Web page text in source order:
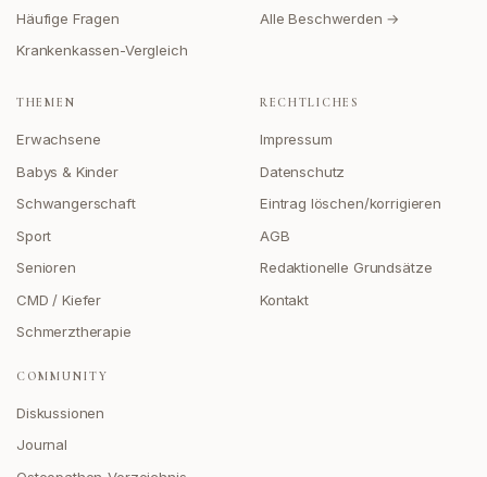
Häufige Fragen
Krankenkassen-Vergleich
Alle Beschwerden →
THEMEN
Erwachsene
Babys & Kinder
Schwangerschaft
Sport
Senioren
CMD / Kiefer
Schmerztherapie
COMMUNITY
Diskussionen
Journal
RECHTLICHES
Impressum
Datenschutz
Eintrag löschen/korrigieren
AGB
Redaktionelle Grundsätze
Kontakt